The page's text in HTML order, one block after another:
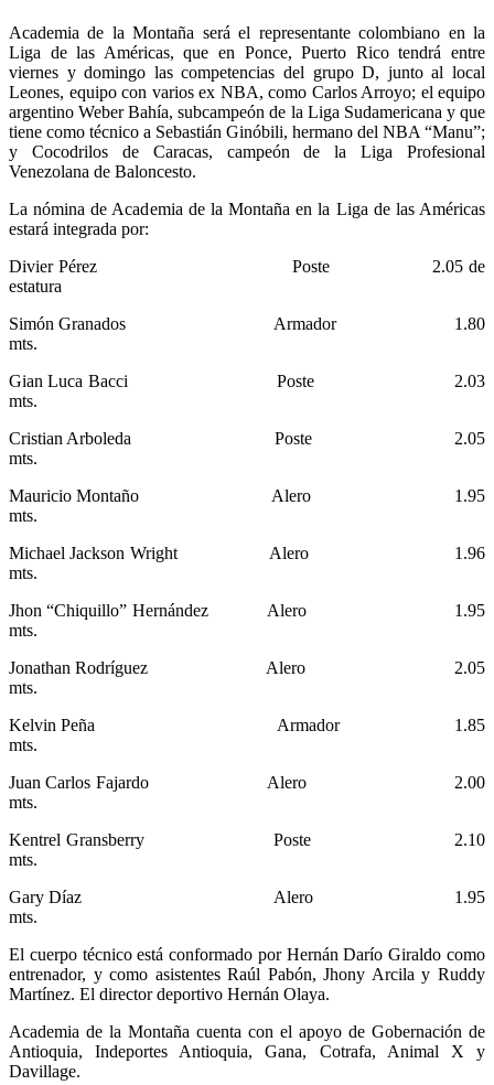
Academia de la Montaña será el representante colombiano en la
Liga de las Américas, que en Ponce, Puerto Rico tendrá entre
viernes y domingo las competencias del grupo D, junto al local
Leones, equipo con varios ex NBA, como Carlos Arroyo; el equipo
argentino Weber Bahía, subcampeón de la Liga Sudamericana y que
tiene como técnico a Sebastián Ginóbili, hermano del NBA “Manu”;
y Cocodrilos de Caracas, campeón de la Liga Profesional
Venezolana de Baloncesto.
La nómina de Academia de la Montaña en la Liga de las Américas
estará integrada por:
Divier Pérez Poste 2.05 de
estatura
Simón Granados Armador 1.80
mts.
Gian Luca Bacci Poste 2.03
mts.
Cristian Arboleda Poste 2.05
mts.
Mauricio Montaño Alero 1.95
mts.
Michael Jackson Wright Alero 1.96
mts.
Jhon “Chiquillo” Hernández Alero 1.95
mts.
Jonathan Rodríguez Alero 2.05
mts.
Kelvin Peña Armador 1.85
mts.
Juan Carlos Fajardo Alero 2.00
mts.
Kentrel Gransberry Poste 2.10
mts.
Gary Díaz Alero 1.95
mts.
El cuerpo técnico está conformado por Hernán Darío Giraldo como
entrenador, y como asistentes Raúl Pabón, Jhony Arcila y Ruddy
Martínez. El director deportivo Hernán Olaya.
Academia de la Montaña cuenta con el apoyo de Gobernación de
Antioquia, Indeportes Antioquia, Gana, Cotrafa, Animal X y
Davillage.